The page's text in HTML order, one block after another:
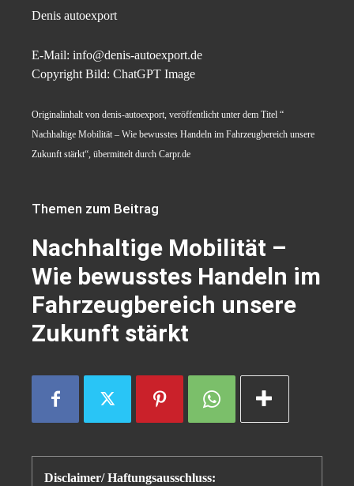
Denis autoexport
E-Mail: info@denis-autoexport.de
Copyright Bild: ChatGPT Image
Originalinhalt von denis-autoexport, veröffentlicht unter dem Titel “
Nachhaltige Mobilität – Wie bewusstes Handeln im Fahrzeugbereich unsere
Zukunft stärkt“, übermittelt durch Carpr.de
Themen zum Beitrag
Nachhaltige Mobilität –
Wie bewusstes Handeln im
Fahrzeugbereich unsere
Zukunft stärkt
Disclaimer/ Haftungsausschluss: